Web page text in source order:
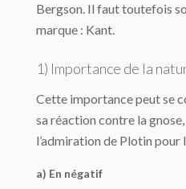
Bergson. Il faut toute­fois
marque : Kant.
1) Importance de la
Cette importance peut se
sa réaction contre la
l’admiration de Plotin pour
a) En négatif